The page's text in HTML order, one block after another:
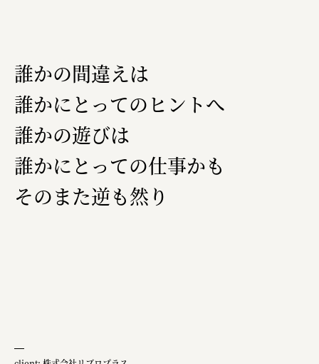
誰かの間違えは
誰かにとってのヒントへ
誰かの遊びは
誰かにとっての仕事かも
そのまた逆も然り